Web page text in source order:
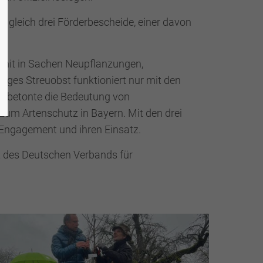
drei Förderbescheide, einer davon
in Sachen Neupflanzungen,
Streuobst funktioniert nur mit den
betonte die Bedeutung von
Artenschutz in Bayern. Mit den drei
und ihren Einsatz.
Deutschen Verbands für